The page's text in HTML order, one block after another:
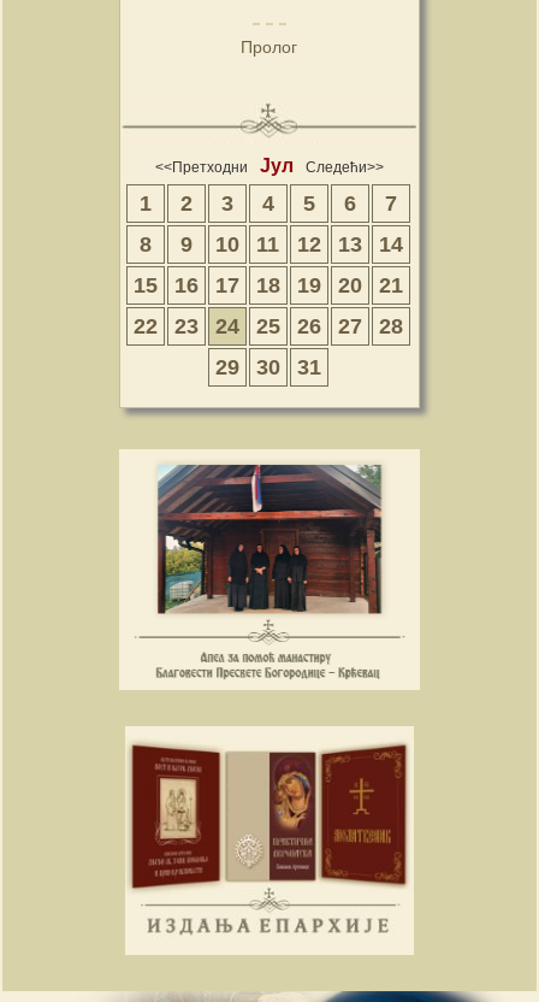
Пролог
<<Претходни Јул Следећи>>
1 2 3 4 5 6
7
8
9 10 11 12 13
14
15
16 17 18 19 20
21
22
23 24 25 26 27
28
29
30 31